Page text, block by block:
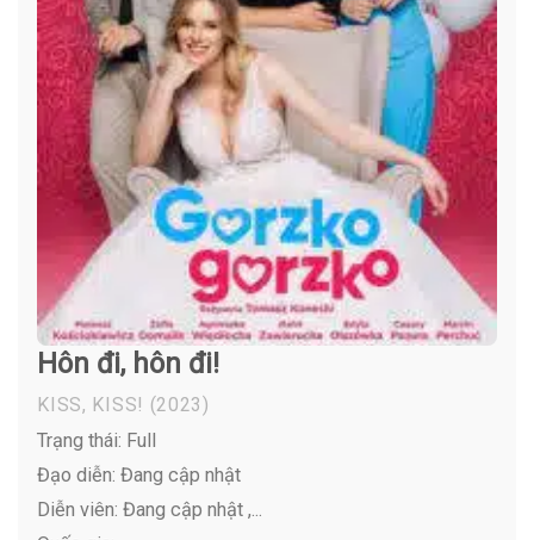
Hôn đi, hôn đi!
KISS, KISS! (2023)
Trạng thái: Full
Đạo diễn: Đang cập nhật
Diễn viên: Đang cập nhật ,...